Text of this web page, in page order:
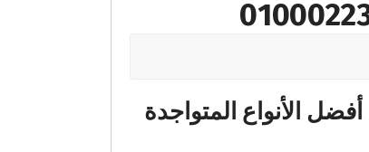
الأنواع المتواجدة